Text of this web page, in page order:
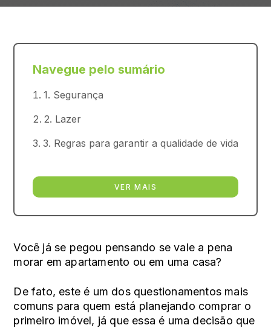
Você já se pegou pensando se vale a pena
morar em apartamento ou em uma casa?
De fato, este é um dos questionamentos mais
comuns para quem está planejando comprar o
primeiro imóvel, já que essa é uma decisão que
Navegue pelo sumário
1. Segurança
2. Lazer
3. Regras para garantir a qualidade de vida
VER MAIS